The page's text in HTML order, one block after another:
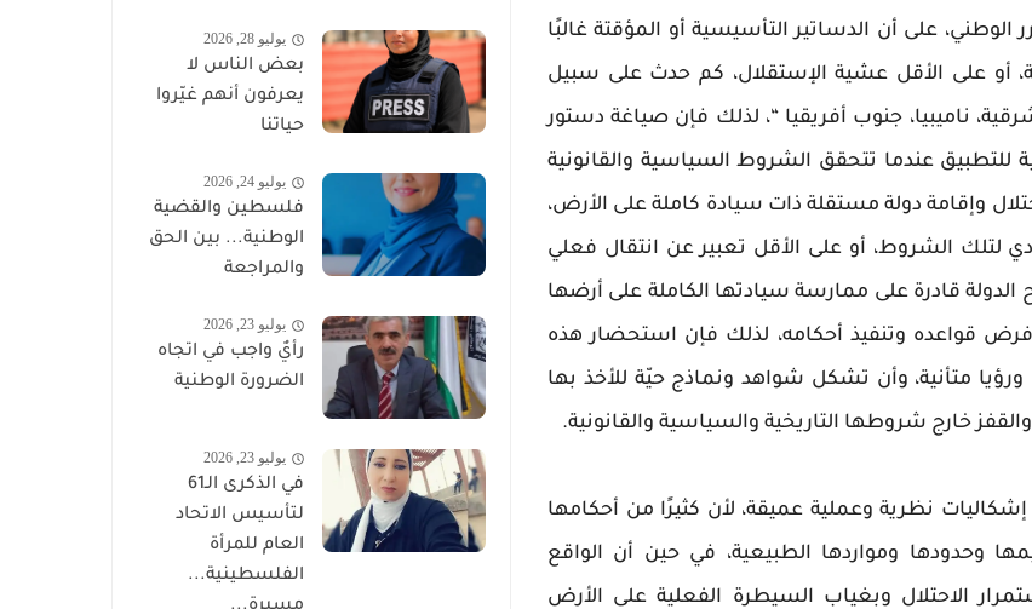
الوطني، على أن الدساتير التأسيسية أو المؤقتة غالبًا
أو على الأقل عشية الإستقلال، كم حدث على سبيل
ناميبيا، جنوب أفريقيا “، لذلك فإن صياغة دستور
عندما تتحقق الشروط السياسية والقانونية
وإقامة دولة مستقلة ذات سيادة كاملة على الأرض،
الشروط، أو على الأقل تعبير عن انتقال فعلي
قادرة على ممارسة سيادتها الكاملة على أرضها
قواعده وتنفيذ أحكامه، لذلك فإن استحضار هذه
متأنية، وأن تشكل شواهد ونماذج حيّة للأخذ بها
خارج شروطها التاريخية والسياسية والقانونية.
نظرية وعملية عميقة، لأن كثيرًا من أحكامها
وحدودها ومواردها الطبيعية، في حين أن الواقع
الاحتلال وبغياب السيطرة الفعلية على الأرض
يوليو 28, 2026
بعض الناس لا
يعرفون أنهم غيّروا
حياتنا
يوليو 24, 2026
فلسطين والقضية
الوطنية... بين الحق
والمراجعة
يوليو 23, 2026
رأيٌ واجب في اتجاه
الضرورة الوطنية
يوليو 23, 2026
في الذكرى الـ61
لتأسيس الاتحاد
العام للمرأة
الفلسطينية...